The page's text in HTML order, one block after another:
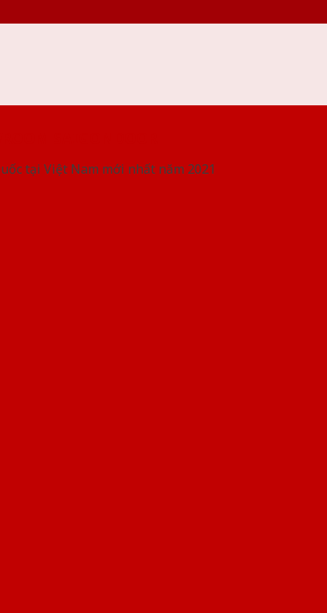
tại Việt Nam mới nhất năm 2021